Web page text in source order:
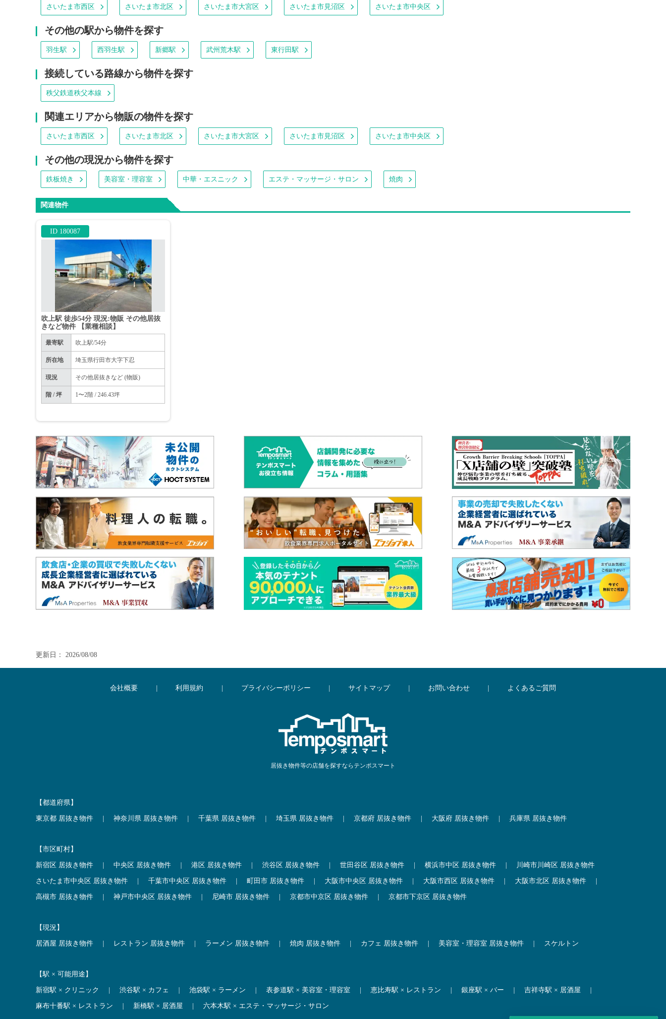
さいたま市西区 さいたま市北区 さいたま市大宮区 さいたま市見沼区 さいたま市中央区
その他の駅から物件を探す
羽生駅 西羽生駅 新郷駅 武州荒木駅 東行田駅
接続している路線から物件を探す
秩父鉄道秩父本線
関連エリアから物販の物件を探す
さいたま市西区 さいたま市北区 さいたま市大宮区 さいたま市見沼区 さいたま市中央区
その他の現況から物件を探す
鉄板焼き 美容室・理容室 中華・エスニック エステ・マッサージ・サロン 焼肉
関連物件
ID 180087
吹上駅 徒歩54分 現況:物販 その他居抜
きなど物件 【業種相談】
最寄駅 吹上駅/54分
所在地 埼玉県行田市大字下忍
現況 その他居抜きなど (物販)
階 / 坪 1〜2階 / 246.43坪
更新日： 2026/08/08
会社概要 利用規約 プライバシーポリシー サイトマップ お問い合わせ よくあるご質問
居抜き物件等の店舗を探すならテンポスマート
【都道府県】
東京都 居抜き物件 神奈川県 居抜き物件 千葉県 居抜き物件 埼玉県 居抜き物件 京都府 居抜き物件 大阪府 居抜き物件 兵庫県 居抜き物件
【市区町村】
新宿区 居抜き物件 中央区 居抜き物件 港区 居抜き物件 渋谷区 居抜き物件 世田谷区 居抜き物件 横浜市中区 居抜き物件 川崎市川崎区 居抜き物件
さいたま市中央区 居抜き物件 千葉市中央区 居抜き物件 町田市 居抜き物件 大阪市中央区 居抜き物件 大阪市西区 居抜き物件 大阪市北区 居抜き物件
高槻市 居抜き物件 神戸市中央区 居抜き物件 尼崎市 居抜き物件 京都市中京区 居抜き物件 京都市下京区 居抜き物件
【現況】
居酒屋 居抜き物件 レストラン 居抜き物件 ラーメン 居抜き物件 焼肉 居抜き物件 カフェ 居抜き物件 美容室・理容室 居抜き物件 スケルトン
【駅 × 可能用途】
新宿駅 × クリニック 渋谷駅 × カフェ 池袋駅 × ラーメン 表参道駅 × 美容室・理容室 恵比寿駅 × レストラン 銀座駅 × バー 吉祥寺駅 × 居酒屋
麻布十番駅 × レストラン 新橋駅 × 居酒屋 六本木駅 × エステ・マッサージ・サロン